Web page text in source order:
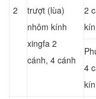
2
trượt (lùa)
nhôm kính
xingfa 2
cánh, 4 cánh
2
4